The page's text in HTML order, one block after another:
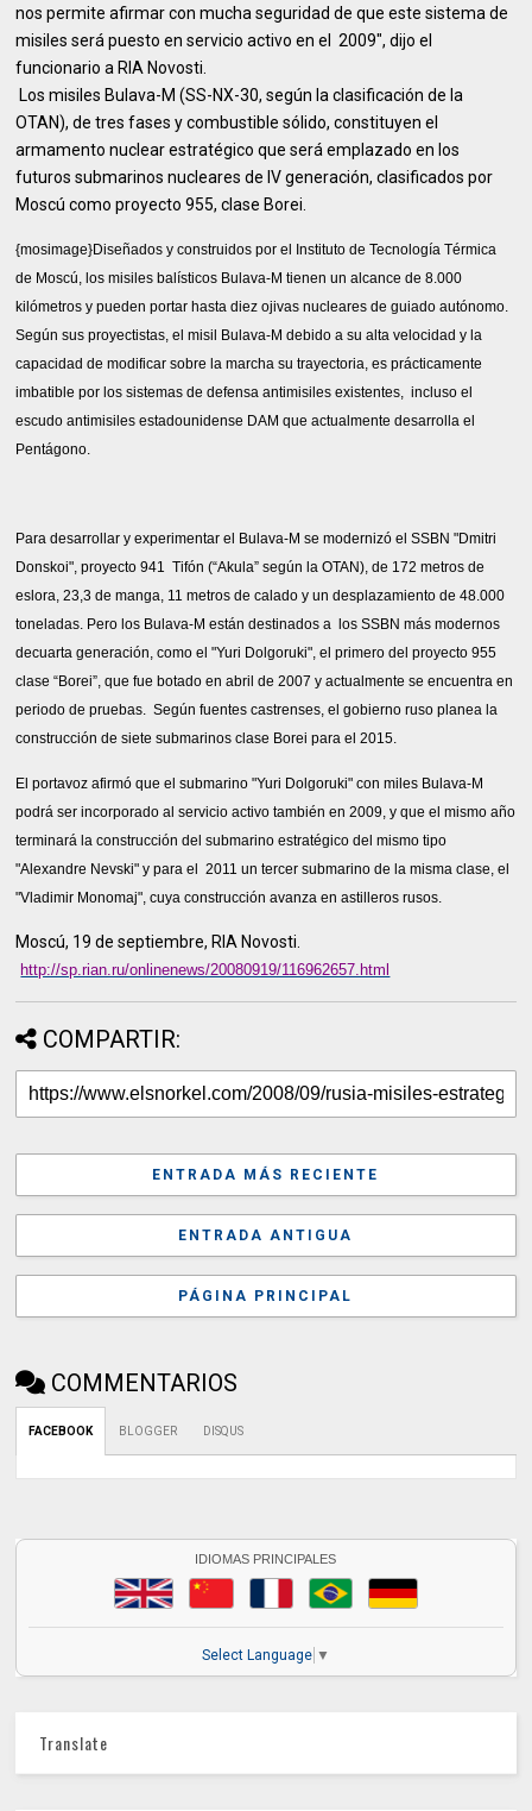
nos permite afirmar con mucha seguridad de que este sistema de
misiles será puesto en servicio activo en el 2009", dijo el
funcionario a RIA Novosti.
Los misiles Bulava-M (SS-NX-30, según la clasificación de la
OTAN), de tres fases y combustible sólido, constituyen el
armamento nuclear estratégico que será emplazado en los
futuros submarinos nucleares de IV generación, clasificados por
Moscú como proyecto 955, clase Borei.
{mosimage}Diseñados y construidos por el Instituto de Tecnología Térmica
de Moscú, los misiles balísticos Bulava-M tienen un alcance de 8.000
kilómetros y pueden portar hasta diez ojivas nucleares de guiado autónomo.
Según sus proyectistas, el misil Bulava-M debido a su alta velocidad y la
capacidad de modificar sobre la marcha su trayectoria, es prácticamente
imbatible por los sistemas de defensa antimisiles existentes, incluso el
escudo antimisiles estadounidense DAM que actualmente desarrolla el
Pentágono.
Para desarrollar y experimentar el Bulava-M se modernizó el SSBN "Dmitri
Donskoi", proyecto 941 Tifón (“Akula” según la OTAN), de 172 metros de
eslora, 23,3 de manga, 11 metros de calado y un desplazamiento de 48.000
toneladas. Pero los Bulava-M están destinados a los SSBN más modernos
decuarta generación, como el "Yuri Dolgoruki", el primero del proyecto 955
clase “Borei”, que fue botado en abril de 2007 y actualmente se encuentra en
periodo de pruebas. Según fuentes castrenses, el gobierno ruso planea la
construcción de siete submarinos clase Borei para el 2015.
El portavoz afirmó que el submarino "Yuri Dolgoruki" con miles Bulava-M
podrá ser incorporado al servicio activo también en 2009, y que el mismo año
terminará la construcción del submarino estratégico del mismo tipo
"Alexandre Nevski" y para el
2011 un tercer submarino de la misma clase, el
"Vladimir Monomaj", cuya construcción avanza en astilleros rusos.
Moscú, 19 de septiembre, RIA Novosti.
http://sp.rian.ru/onlinenews/20080919/116962657.html
COMPARTIR:
ENTRADA MÁS RECIENTE
ENTRADA ANTIGUA
PÁGINA PRINCIPAL
COMMENTARIOS
FACEBOOK BLOGGER DISQUS
IDIOMAS PRINCIPALES
Select Language ▼
Translate